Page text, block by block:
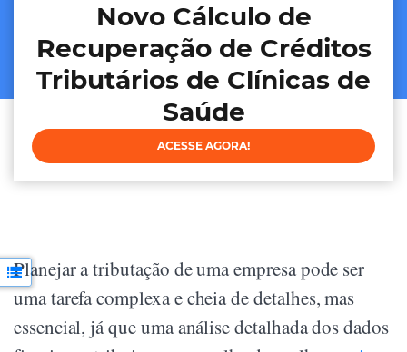
Novo Cálculo de
Recuperação de Créditos
Tributários de Clínicas de
Saúde
ACESSE AGORA!
Planejar a tributação de uma empresa pode ser
uma tarefa complexa e cheia de detalhes, mas
essencial, já que uma análise detalhada dos dados